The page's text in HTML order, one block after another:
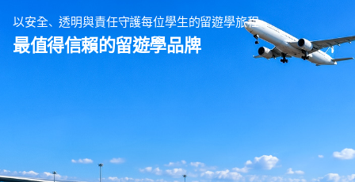
以安全、透明與責任守護每位學生的留遊學旅程
最值得信賴的留遊學品牌